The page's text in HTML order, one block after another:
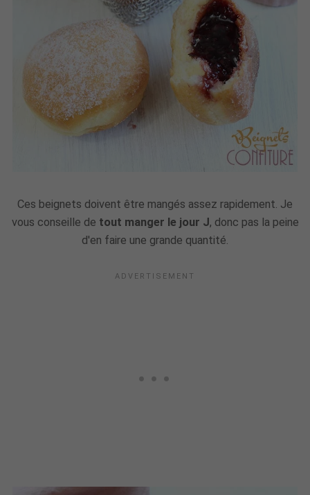
Ces beignets doivent être mangés assez rapidement. Je
vous conseille de tout manger le jour J, donc pas la peine
d'en faire une grande quantité.